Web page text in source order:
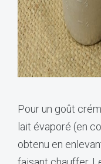
Pour un goût
lait évaporé (en
obtenu en